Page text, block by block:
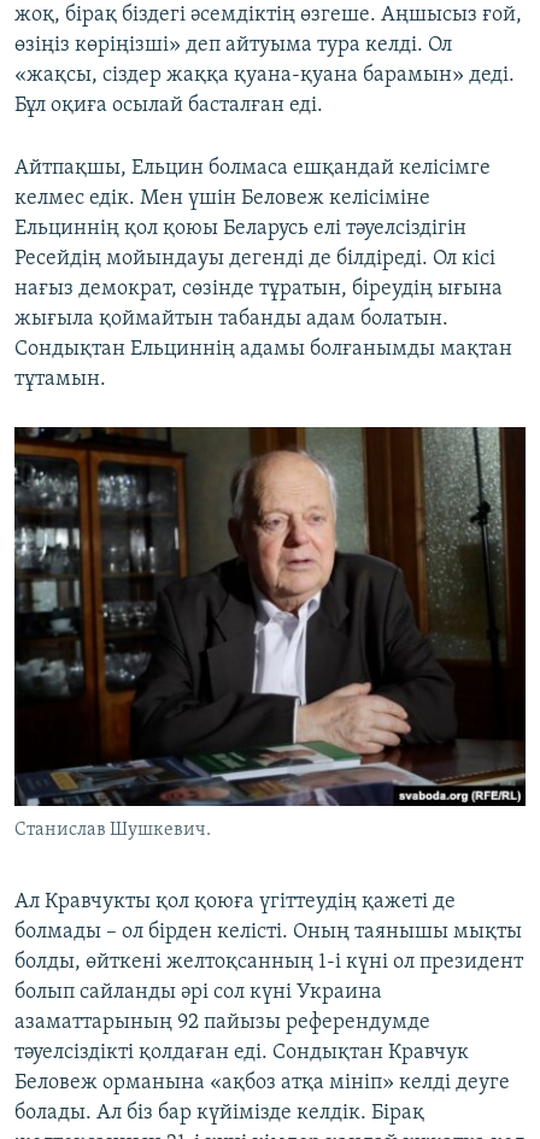
жоқ, бірақ біздегі әсемдіктің өзгеше. Аңшысыз ғой,
өзіңіз көріңізші» деп айтуыма тура келді. Ол
«жақсы, сіздер жаққа қуана-қуана барамын» деді.
Бұл оқиға осылай басталған еді.
Айтпақшы, Ельцин болмаса ешқандай келісімге
келмес едік. Мен үшін Беловеж келісіміне
Ельциннің қол қоюы Беларусь елі тәуелсіздігін
Ресейдің мойындауы дегенді де білдіреді. Ол кісі
нағыз демократ, сөзінде тұратын, біреудің ығына
жығыла қоймайтын табанды адам болатын.
Сондықтан Ельциннің адамы болғанымды мақтан
тұтамын.
Станислав Шушкевич.
Ал Кравчукты қол қоюға үгіттеудің қажеті де
болмады – ол бірден келісті. Оның таянышы мықты
болды, өйткені желтоқсанның 1-і күні ол президент
болып сайланды әрі сол күні Украина
азаматтарының 92 пайызы референдумде
тәуелсіздікті қолдаған еді. Сондықтан Кравчук
Беловеж орманына «ақбоз атқа мініп» келді деуге
болады. Ал біз бар күйімізде келдік. Бірақ